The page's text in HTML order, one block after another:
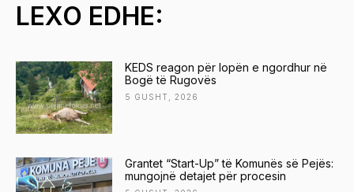
LEXO EDHE:
KEDS reagon për lopën e ngordhur në
Bogë të Rugovës
5 GUSHT, 2026
Grantet “Start-Up” të Komunës së Pejës:
mungojnë detajet për procesin